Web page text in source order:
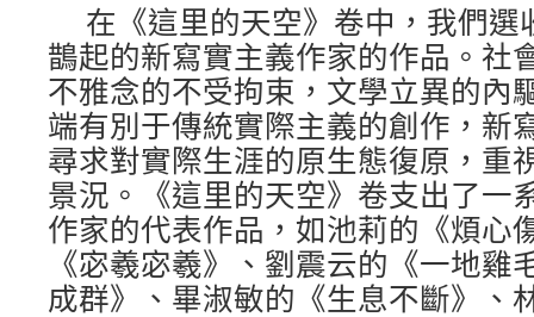
在《這里的天空》卷中，我們
鵲起的新寫實主義作家的作品。社
不雅念的不受拘束，文學立異的內
端有別于傳統實際主義的創作，新
尋求對實際生涯的原生態復原，重
景況。《這里的天空》卷支出了一
作家的代表作品，如池莉的《煩心
《宓羲宓羲》、劉震云的《一地雞
成群》、畢淑敏的《生息不斷》、